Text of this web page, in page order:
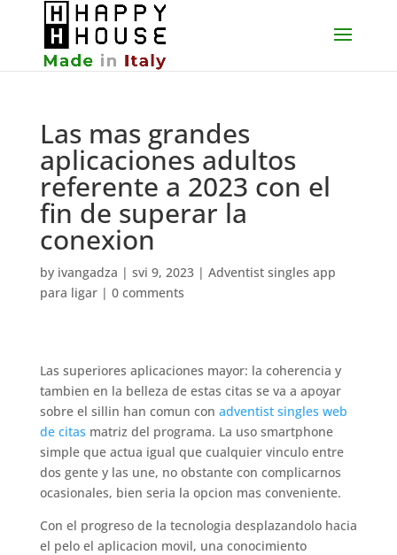
Las mas grandes
aplicaciones adultos
referente a 2023 con el
fin de superar la
conexion
by ivangadza | svi 9, 2023| Adventist singles app
para ligar| 0 comments
Las superiores aplicaciones mayor: la coherencia y
tambien en la belleza de estas citas se va a apoyar
sobre el silli­n han comun con adventist singles web
de citas matriz del programa. La uso smartphone
simple que actua igual que cualquier vinculo entre
dos gente y las une, no obstante con complicarnos
ocasionales, bien seri­a la opcion mas conveniente.
Con el progreso de la tecnologia desplazandolo hacia
el pelo el aplicacion movil, una conocimiento